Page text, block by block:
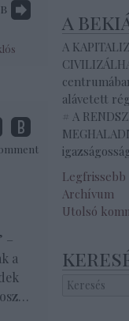
–
a
a
A
alávetett
# A
Legfrissebb
Archívum
Utolsó